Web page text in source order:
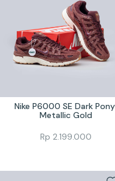
Nike P6000 SE Dark Pony
Metallic Gold
Rp 2.199.000